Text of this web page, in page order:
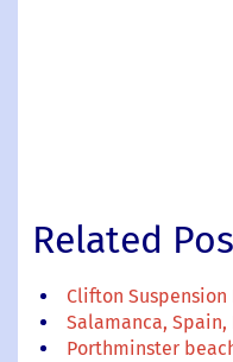
Related
Clifton
Salamanca, Spain,
Porthminster